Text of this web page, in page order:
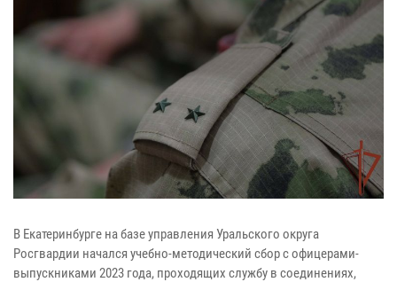
В Екатеринбурге на базе управления Уральского округа
Росгвардии начался учебно-методический сбор с офицерами-
выпускниками 2023 года, проходящих службу в соединениях,